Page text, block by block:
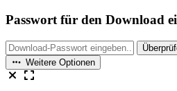
Passwort für den Download
Weitere Optionen